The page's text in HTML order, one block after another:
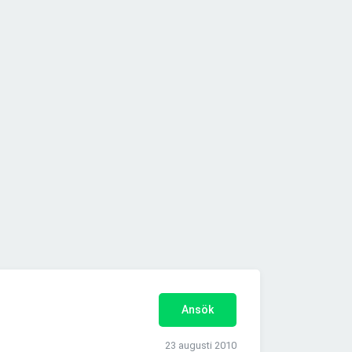
Ansök
23 augusti 2010